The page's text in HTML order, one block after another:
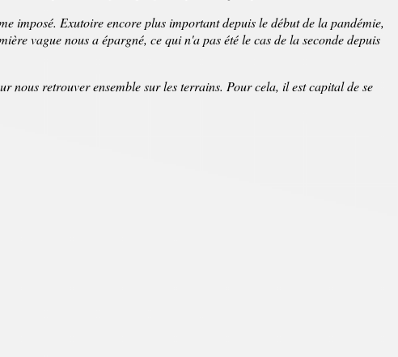
imposé. Exutoire encore plus important depuis le début de la pandémie,
vague nous a épargné, ce qui n'a pas été le cas de la seconde depuis
retrouver ensemble sur les terrains. Pour cela, il est capital de se